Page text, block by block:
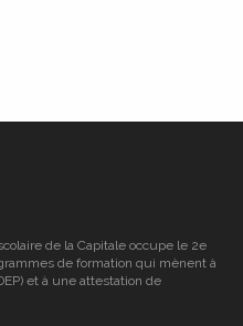
de la Capitale occupe le 2e
de formation qui mènent à
et à une attestation de